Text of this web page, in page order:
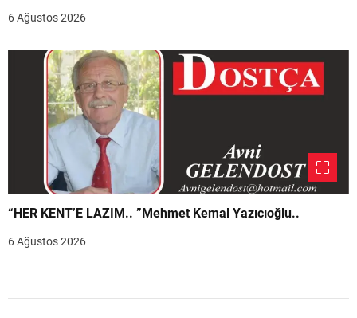
6 Ağustos 2026
“HER KENT’E LAZIM.. ”Mehmet Kemal Yazıcıoğlu..
6 Ağustos 2026